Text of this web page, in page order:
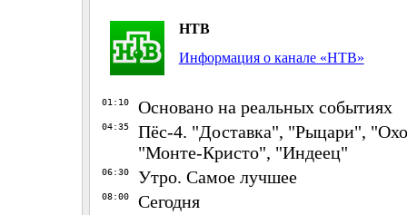
НТВ
Информация о канале «НТВ»
01:10 Основано на реальных событиях
04:35
Пёс-4. "Доставка", "Рыцари",
"Монте-Кристо", "Индеец"
06:30 Утро. Самое лучшее
08:00 Сегодня